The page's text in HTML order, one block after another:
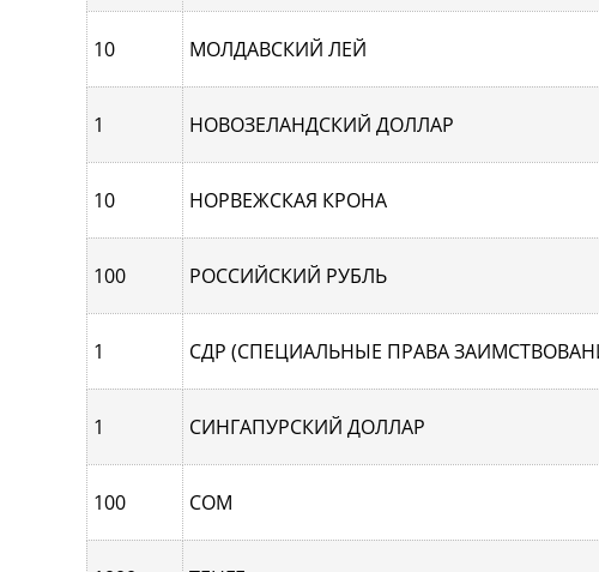
10 МОЛДАВСКИЙ ЛЕЙ
1 НОВОЗЕЛАНДСКИЙ ДОЛЛАР
10 НОРВЕЖСКАЯ КРОНА
100 РОССИЙСКИЙ РУБЛЬ
1 СДР (СПЕЦИАЛЬНЫЕ ПРАВА
1 СИНГАПУРCКИЙ ДОЛЛАР
100 СОМ